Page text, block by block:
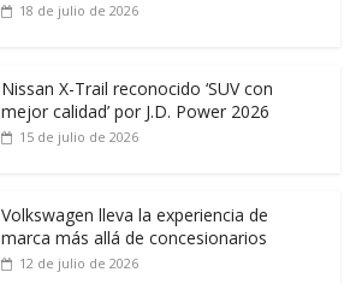
18 de julio de 2026
Nissan X-Trail reconocido ‘SUV con
mejor calidad’ por J.D. Power 2026
15 de julio de 2026
Volkswagen lleva la experiencia de
marca más allá de concesionarios
12 de julio de 2026